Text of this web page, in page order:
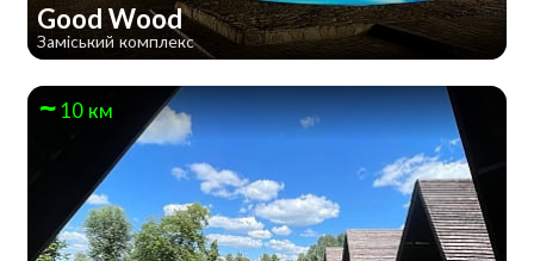
Good Wood
Заміський комплекс
10 км